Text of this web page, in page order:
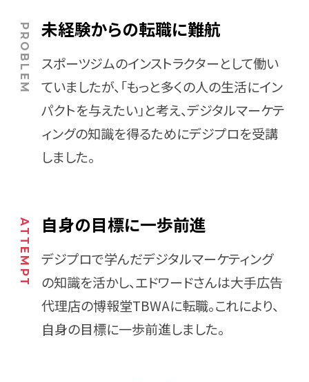
未経験からの転職に難航
スポーツジムのインストラクターとして働い
ていましたが、「もっと多くの人の生活にイン
パクトを与えたい」と考え、デジタルマーケテ
ィングの知識を得るためにデジプロを受講
しました。
自身の目標に一歩前進
デジプロで学んだデジタルマーケティング
の知識を活かし、エドワードさんは大手広告
代理店の博報堂TBWAに転職。これにより、
自身の目標に一歩前進しました。